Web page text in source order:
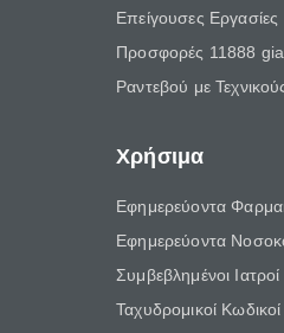
Επείγουσες Εργασίες
Προσφορές 11888
Ραντεβού με
Χρήσιμα
Εφημερεύοντα
Εφημερεύοντα
Συμβεβλημένοι
Ταχυδρομικοί Κωδικοί